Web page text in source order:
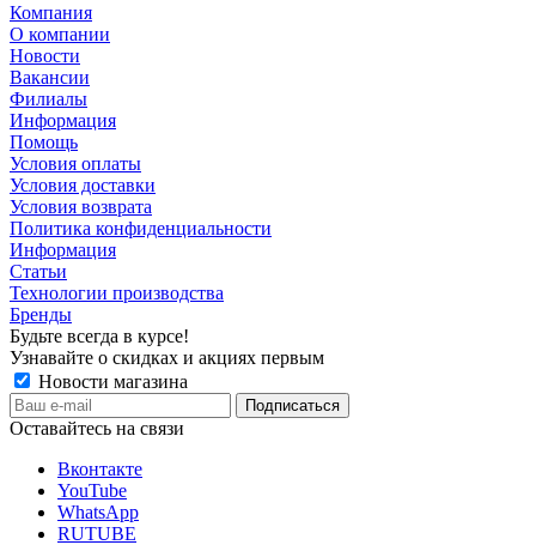
Компания
О компании
Новости
Вакансии
Филиалы
Информация
Помощь
Условия оплаты
Условия доставки
Условия возврата
Политика конфиденциальности
Информация
Статьи
Технологии производства
Бренды
Будьте всегда в курсе!
Узнавайте о скидках и акциях первым
Новости магазина
Оставайтесь на связи
Вконтакте
YouTube
WhatsApp
RUTUBE